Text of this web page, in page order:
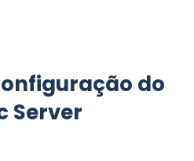
do
Server